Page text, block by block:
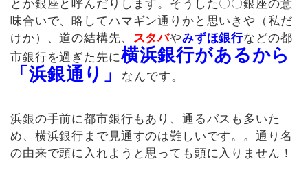
とか銀座と呼んだりします。そうした〇〇銀座の意
味合いで、略してハマギン通りかと思いきや（私だ
けか）、道の結構先、 スタバやみずほ銀行などの都
市銀行を過ぎた先に横浜銀行があるから
「浜銀通り」
なんです。
浜銀の手前に都市銀行もあり、通るバスも多いた
め、横浜銀行まで見通すのは難しいです。。通り名
の由来で頭に入れようと思っても頭に入りません！